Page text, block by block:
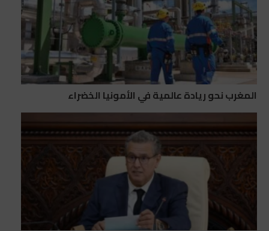
المغرب نحو ريادة عالمية في الأمونيا الخضراء